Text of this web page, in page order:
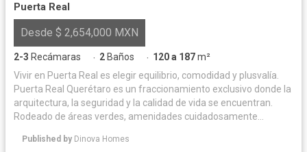
Puerta Real
Desde $ 2,654,000 MXN
2-3 Recámaras · 2 Baños · 120 a 187m²
Vivir en Puerta Real es elegir equilibrio, comodidad y plusvalía.
Puerta Real Querétaro es un fraccionamiento exclusivo donde la
arquitectura, la seguridad y la calidad de vida se encuentran.
Rodeado de áreas verdes, amenidades cuidadosamente
armonioso para disfrutar cada día. Su ubicación privilegiada
Published by Dinova Homes